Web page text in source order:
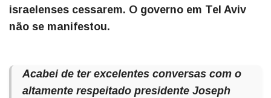
israelenses cessarem. O governo em Tel Aviv
não se manifestou.
Acabei de ter excelentes conversas com o
altamente respeitado presidente Joseph